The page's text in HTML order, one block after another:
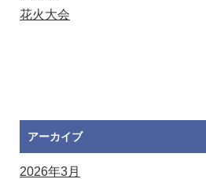
花火大会
アーカイブ
2026年3月